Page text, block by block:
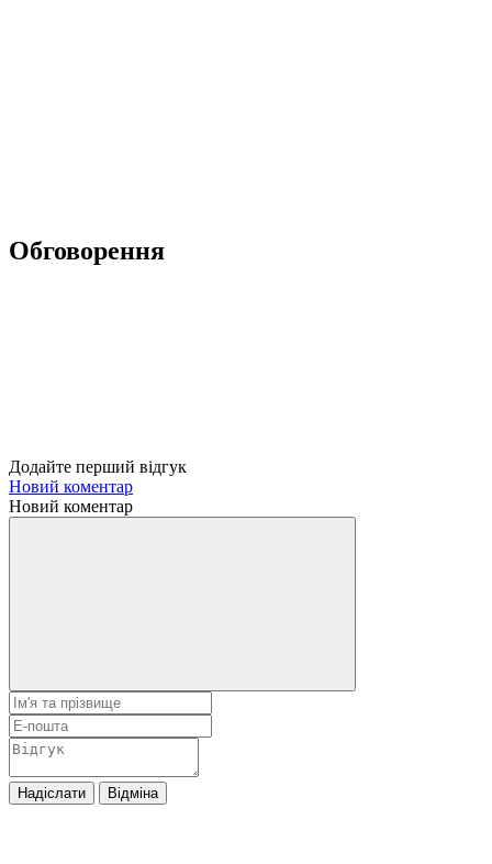
Обговорення
Додайте перший відгук
Новий коментар
Новий коментар
Надіслати Відміна